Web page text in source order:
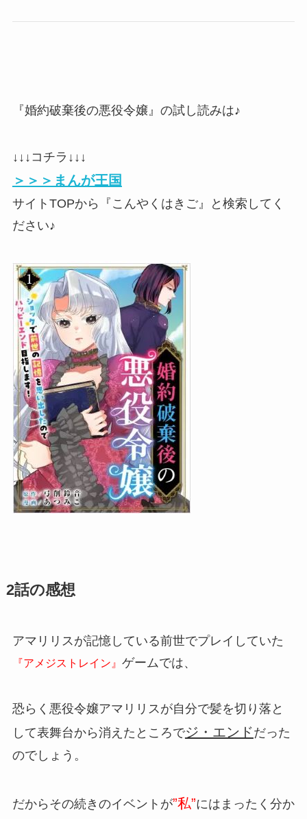
『婚約破棄後の悪役令嬢』の試し読みは♪
↓↓↓コチラ↓↓↓
＞＞＞まんが王国
サイトTOPから『こんやくはきご』と検索してく
ださい♪
2話の感想
アマリリスが記憶している前世でプレイしていた
『アメジストレイン』 ゲームでは、
恐らく悪役令嬢アマリリスが自分で髪を切り落と
して表舞台から消えたところでジ・エンドだった
のでしょう。
だからその続きのイベントが”私”にはまったく分か